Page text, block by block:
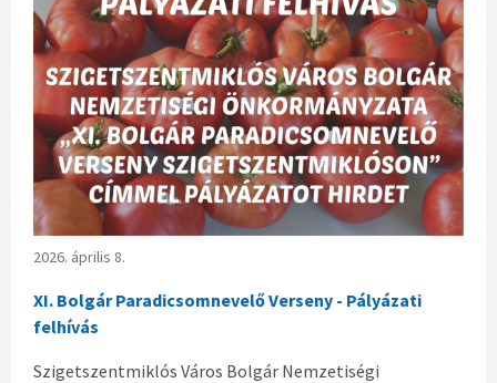
2026. április 8.
XI. Bolgár Paradicsomnevelő Verseny - Pályázati
felhívás
Szigetszentmiklós Város Bolgár Nemzetiségi